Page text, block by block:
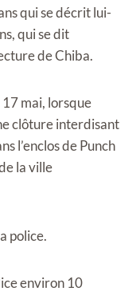
qui se décrit lui-
qui se dit
de Chiba.
17 mai, lorsque
clôture interdisant
l’enclos de Punch
la ville
police.
environ 10